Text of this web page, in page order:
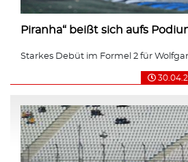
Piranha“ beißt sich aufs
Starkes Debüt im Formel 2 für